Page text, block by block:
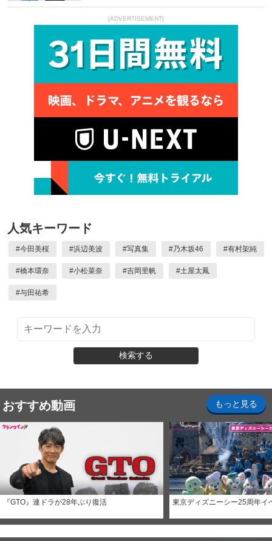
[ADVERTISEMENT]
人気キーワード
#今田美桜 #浜辺美波 #写真集 #乃木坂46 #有村架純
#橋本環奈 #小松菜奈 #吉岡里帆 #土屋太鳳
#与田祐希
検索する
おすすめ動画 もっと見る
『GTO』連ドラが28年ぶり復活 東京ディズニーシー25周年イ